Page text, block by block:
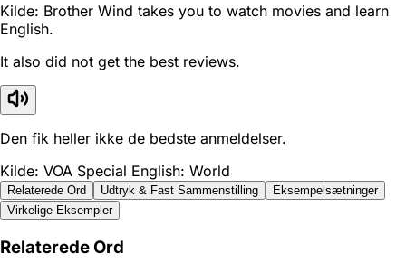
Kilde: Brother Wind takes you to watch movies and learn
English.
It also did not get the best reviews.
Den fik heller ikke de bedste anmeldelser.
Kilde: VOA Special English: World
Relaterede Ord Udtryk & Fast Sammenstilling
Eksempelsætninger
Virkelige Eksempler
Relaterede Ord